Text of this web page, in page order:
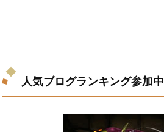
人気ブログランキング参加中